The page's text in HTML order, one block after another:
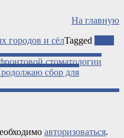
На главную
городов и сёлTagged
стоматологии
сбор для
авторизоваться.